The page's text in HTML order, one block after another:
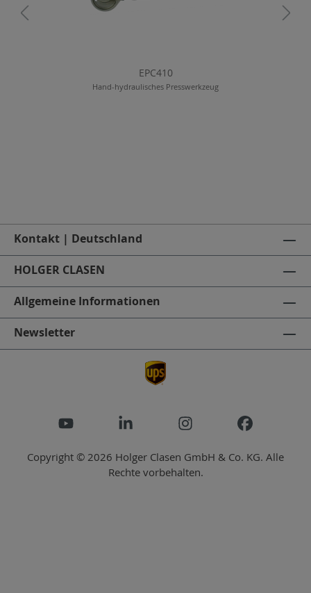
EPC410
Hand-hydraulisches Presswerkzeug
Kontakt | Deutschland
HOLGER CLASEN
Allgemeine Informationen
Newsletter
Copyright © 2026 Holger Clasen GmbH & Co. KG. Alle
Rechte vorbehalten.